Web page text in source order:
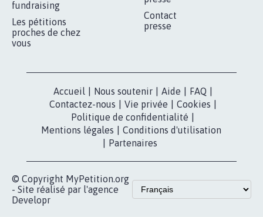
fundraising
Les pétitions
proches de chez
vous
Contact
presse
Accueil Nous soutenir Aide FAQ
Contactez-nous
Vie privée Cookies
Politique de confidentialité
Mentions légales
Conditions d'utilisation
Partenaires
© Copyright MyPetition.org
- Site réalisé par l'agence
Developr